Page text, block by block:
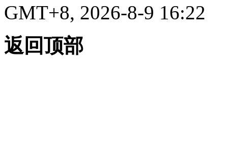
GMT+8, 2026-8-9 16:22
返回顶部